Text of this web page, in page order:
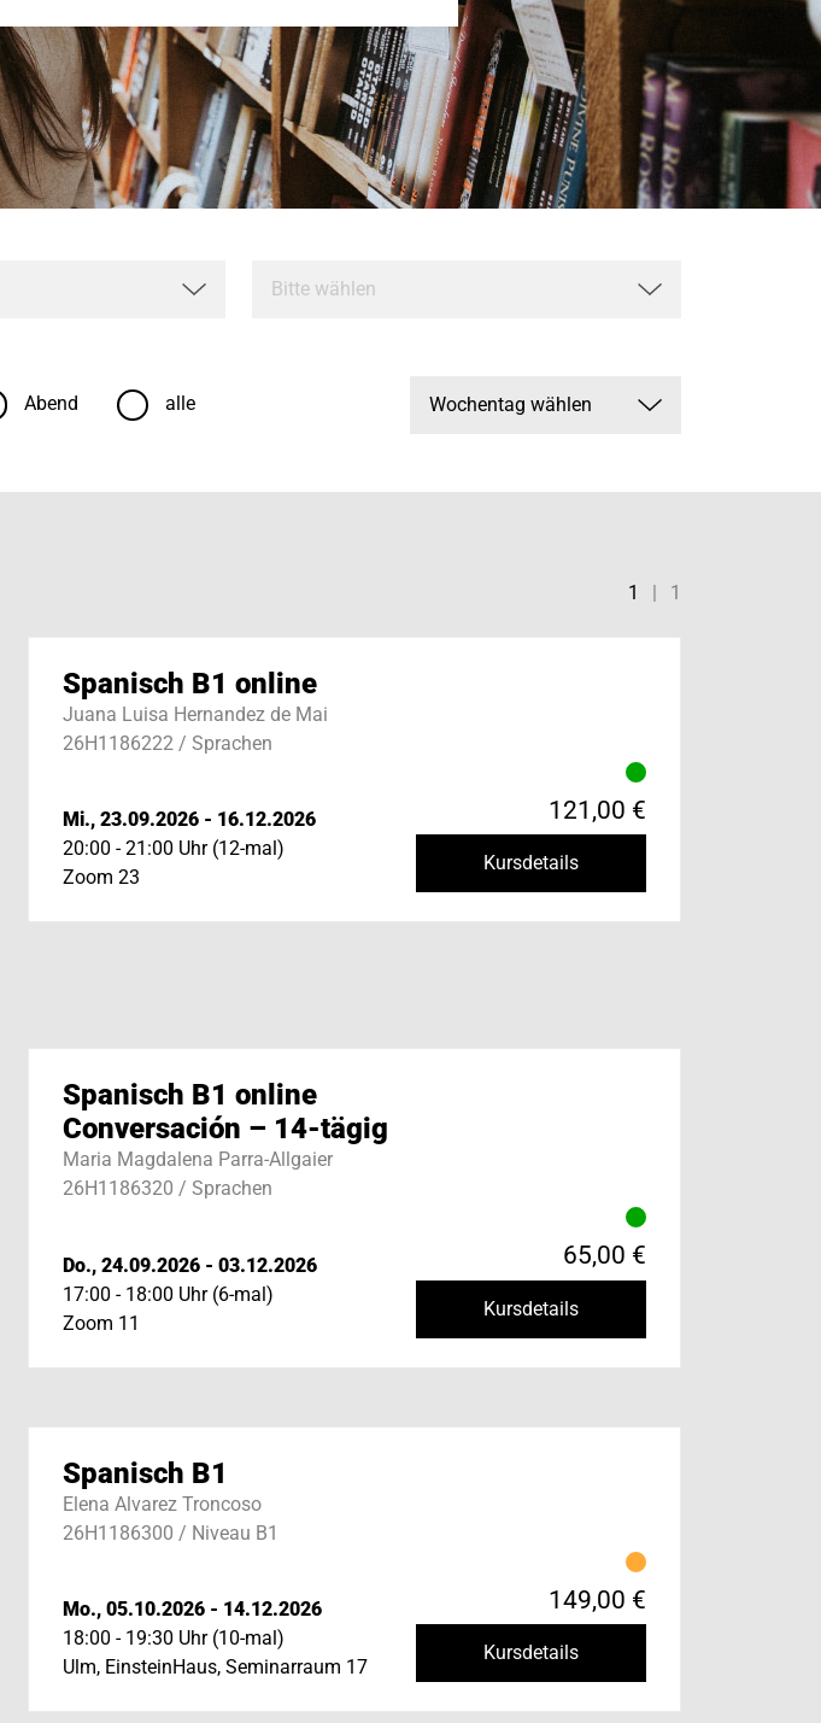
Abend alle
1 | 1
Spanisch B1 online
Juana Luisa Hernandez de Mai
26H1186222 / Sprachen
Mi., 23.09.2026 - 16.12.2026
20:00 - 21:00 Uhr (12-mal)
Zoom 23
121,00 €
Kursdetails
Spanisch B1 online
Conversación – 14-tägig
Maria Magdalena Parra-Allgaier
26H1186320 / Sprachen
Do., 24.09.2026 - 03.12.2026
17:00 - 18:00 Uhr (6-mal)
Zoom 11
65,00 €
Kursdetails
Spanisch B1
Elena Alvarez Troncoso
26H1186300 / Niveau B1
Mo., 05.10.2026 - 14.12.2026
18:00 - 19:30 Uhr (10-mal)
Ulm, EinsteinHaus, Seminarraum 17
149,00 €
Kursdetails